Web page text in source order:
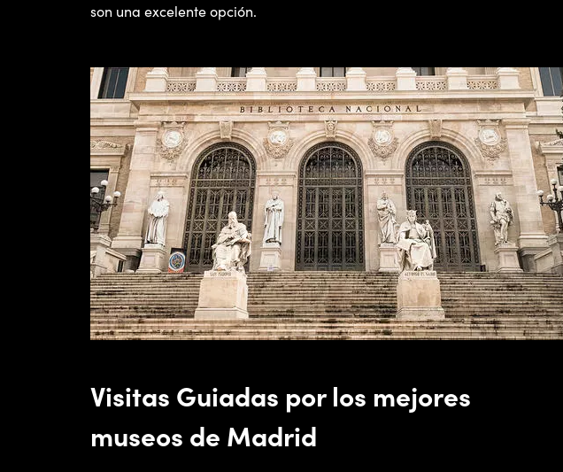
son una excelente opción.
Visitas Guiadas por los mejores
museos de Madrid